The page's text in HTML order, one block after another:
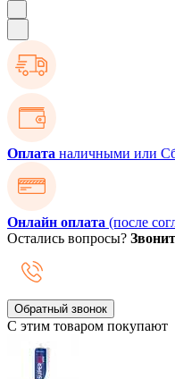
Оплата наличными или
Онлайн оплата (после
Остались вопросы?
Обратный звонок
С этим товаром покупают